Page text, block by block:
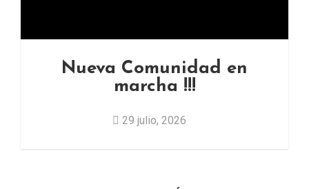
Nueva Comunidad en
marcha !!!
29 julio, 2026